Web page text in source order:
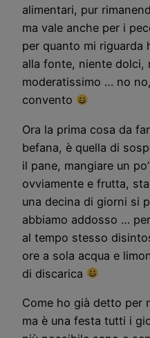
alimentari, pur
ma vale anche per i
per quanto mi riguarda
alla fonte, niente dolci,
moderatissimo … no
convento
Ora la prima cosa da
befana, è quella di
il pane, mangiare un
ovviamente e frutta,
una decina di giorni si
abbiamo addosso …
al tempo stesso
ore a sola acqua e
di discarica
Come ho già detto per
ma è una festa tutti i